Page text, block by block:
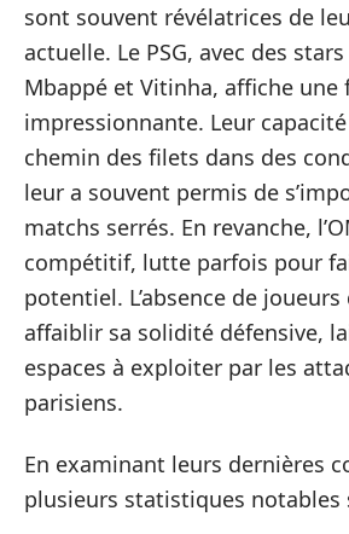
sont souvent révélatrices de
actuelle. Le PSG, avec des
Mbappé et Vitinha, affiche
impressionnante. Leur
chemin des filets dans des
leur a souvent permis de
matchs serrés. En revanche,
compétitif, lutte parfois pour
potentiel. L’absence de
affaiblir sa solidité défensive,
espaces à exploiter par les
parisiens.
En examinant leurs dernières
plusieurs statistiques notables